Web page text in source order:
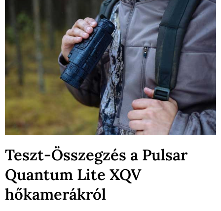
Teszt-Összegzés a Pulsar
Quantum Lite XQV
hőkamerákról